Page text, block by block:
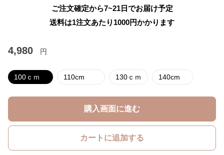
ご注文確定から7~21日でお届け予定
送料は1注文あたり 1000円かかります
4,980 円
100ｃｍ 110cm 130ｃｍ 140cm
購入画面に進む
カートに追加する